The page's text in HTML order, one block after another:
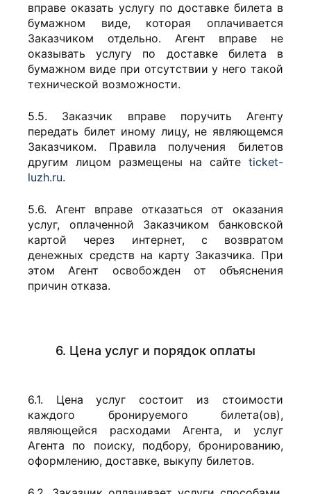
вправе оказать услугу по доставке билета в
бумажном виде, которая оплачивается
Заказчиком отдельно. Агент вправе не
оказывать услугу по доставке билета в
бумажном виде при отсутствии у него такой
технической возможности.
5.5. Заказчик вправе поручить Агенту
передать билет иному лицу, не являющемся
Заказчиком. Правила получения билетов
другим лицом размещены на сайте ticket-
luzh.ru.
5.6. Агент вправе отказаться от оказания
услуг, оплаченной Заказчиком банковской
картой через интернет, с возвратом
денежных средств на карту Заказчика. При
этом Агент освобожден от объяснения
причин отказа.
6. Цена услуг и порядок оплаты
6.1. Цена услуг состоит из стоимости
каждого бронируемого билета(ов),
являющейся расходами Агента, и услуг
Агента по поиску, подбору, бронированию,
оформлению, доставке, выкупу билетов.